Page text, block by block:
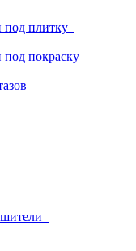
под плитку
покраску